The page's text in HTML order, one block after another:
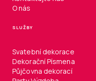
O nás
SLUŽBY
Svatební dekorace
Dekorační Písmena
Půjčovna dekorací